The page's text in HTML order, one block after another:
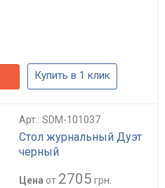
Купить в 1 клик
Арт.: SDM-101037
Стол журнальный Дуэт
черный
Цена от 2705 грн.